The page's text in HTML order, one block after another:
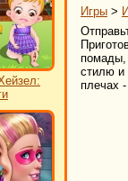
Игры >
помады,
стилю и
плечах